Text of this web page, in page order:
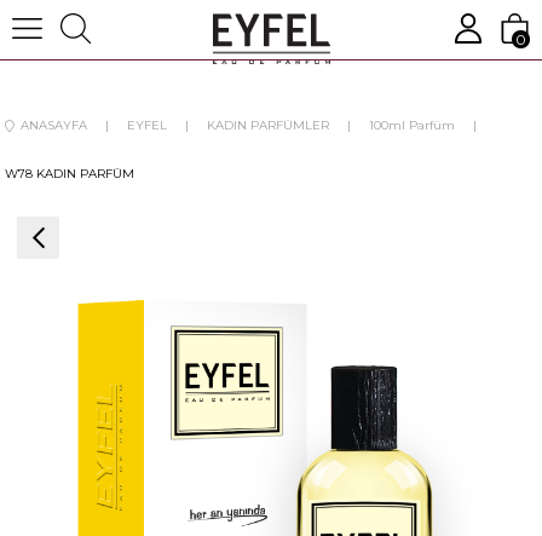
0
ANASAYFA EYFEL KADIN PARFÜMLER 100ml Parfüm
W78 KADIN PARFÜM